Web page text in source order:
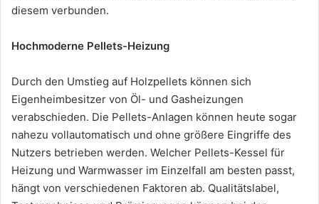
diesem verbunden.
Hochmoderne Pellets-Heizung
Durch den Umstieg auf Holzpellets können sich
Eigenheimbesitzer von Öl- und Gasheizungen
verabschieden. Die Pellets-Anlagen können heute sogar
nahezu vollautomatisch und ohne größere Eingriffe des
Nutzers betrieben werden. Welcher Pellets-Kessel für
Heizung und Warmwasser im Einzelfall am besten passt,
hängt von verschiedenen Faktoren ab. Qualitätslabel,